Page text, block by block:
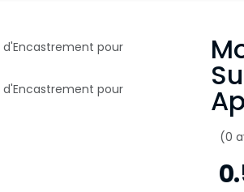
(0